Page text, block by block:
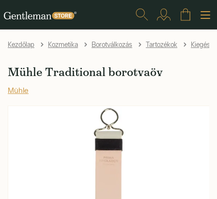
Kezdőlap Kozmetika Borotválkozás Tartozékok
Mühle Traditional borotvaöv
Mühle